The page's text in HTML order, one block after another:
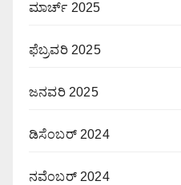
ಮಾರ್ಚ್ 2025
ಫೆಬ್ರವರಿ 2025
ಜನವರಿ 2025
ಡಿಸೆಂಬರ್ 2024
ನವೆಂಬರ್ 2024